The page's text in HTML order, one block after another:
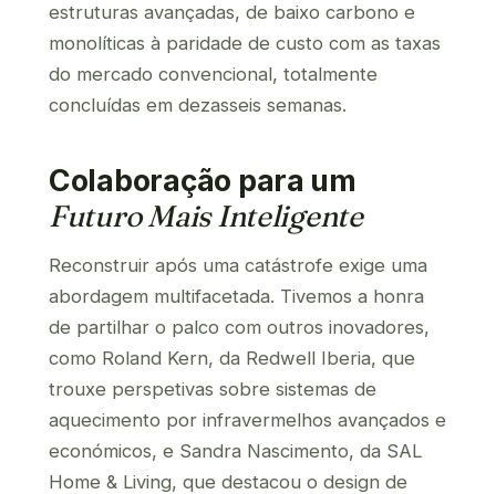
estruturas avançadas, de baixo carbono e
monolíticas à paridade de custo com as taxas
do mercado convencional, totalmente
concluídas em dezasseis semanas.
Colaboração para um
Futuro Mais Inteligente
Reconstruir após uma catástrofe exige uma
abordagem multifacetada. Tivemos a honra
de partilhar o palco com outros inovadores,
como Roland Kern, da Redwell Iberia, que
trouxe perspetivas sobre sistemas de
aquecimento por infravermelhos avançados e
económicos, e Sandra Nascimento, da SAL
Home & Living, que destacou o design de